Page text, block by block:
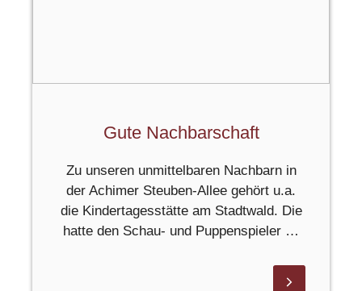
Gute Nachbarschaft
Zu unseren unmittelbaren Nachbarn in
der Achimer Steuben-Allee gehört u.a.
die Kindertagesstätte am Stadtwald. Die
hatte den Schau- und Puppenspieler …